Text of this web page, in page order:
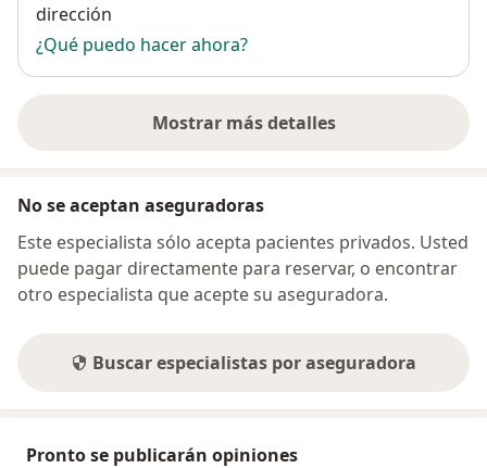
dirección
¿Qué puedo hacer ahora?
Mostrar más detalles
sobre la dirección
No se aceptan aseguradoras
Este especialista sólo acepta pacientes privados. Usted
puede pagar directamente para reservar, o encontrar
otro especialista que acepte su aseguradora.
Buscar especialistas por aseguradora
Pronto se publicarán opiniones